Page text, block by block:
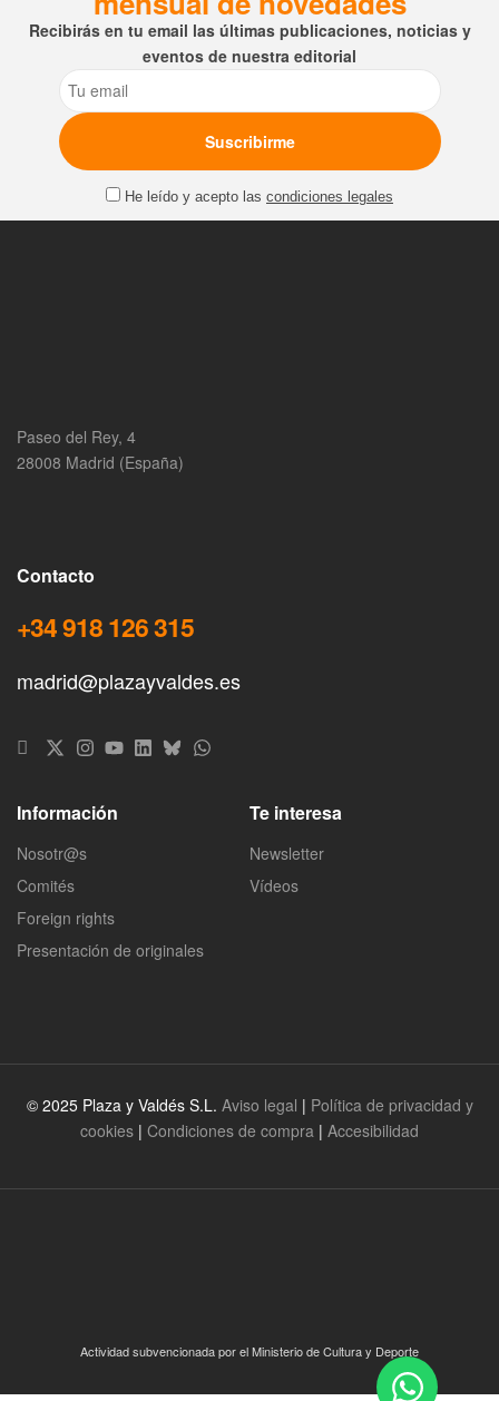
Recibirás en tu email las últimas publicaciones, noticias y
eventos de nuestra editorial
Email
He leído y acepto las condiciones legales
Paseo del Rey, 4
28008 Madrid (España)
Contacto
+34 918 126 315
madrid@plazayvaldes.es
Información
Nosotr@s
Comités
Foreign rights
Presentación de originales
Te interesa
Newsletter
Vídeos
© 2025 Plaza y Valdés S.L. Aviso legal | Política de privacidad y
cookies | Condiciones de compra | Accesibilidad
Actividad subvencionada por el Ministerio de Cultura y Deporte